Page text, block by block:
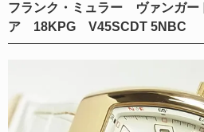
フランク・ミュラー ヴァンガ
ア 18KPG V45SCDT 5NBC